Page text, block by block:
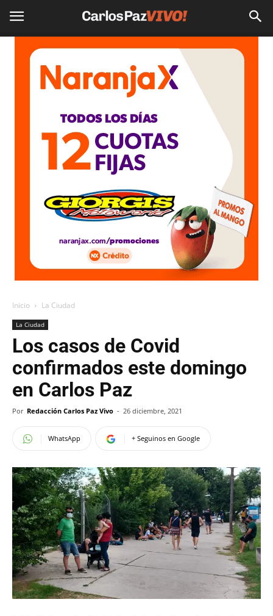
Inicio La Ciudad
La Ciudad
Los casos de Covid
confirmados este domingo
en Carlos Paz
Por Redacción Carlos Paz Vivo - 26 diciembre, 2021
WhatsApp + Seguinos en Google